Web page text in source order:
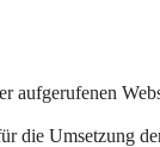
aufgerufenen
die Umsetzung